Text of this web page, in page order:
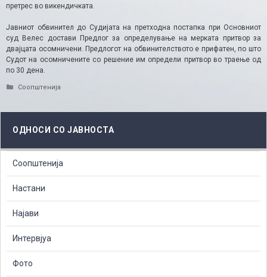
претрес во викендичката.
Јавниот обвинител до Судијата на претходна постапка при Основниот
суд Велес достави Предлог за определување на мерката притвор за
двајцата осомничени. Предлогот на обвинителството е прифатен, по што
Судот на осомничените со решение им определи притвор во траење од
по 30 дена.
Categories
Соопштенија
ОДНОСИ СО ЈАВНОСТА
Соопштенија
Настани
Најави
Интервјуа
Фото